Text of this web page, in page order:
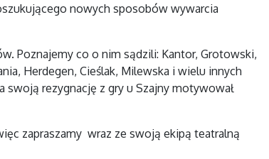
nowych sposobów wywarcia
Poznajemy co o nim sądzili: Kantor, Grotowski,
Herdegen, Cieślak, Milewska i wielu innych
rezygnację z gry u Szajny motywował
zapraszamy wraz ze swoją ekipą teatralną